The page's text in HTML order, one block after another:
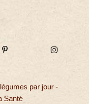
par jour -
Santé